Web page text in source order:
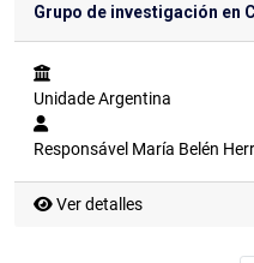
Grupo de investigación en
UnidadeArgentina
Responsável María Belén
Ver detalles